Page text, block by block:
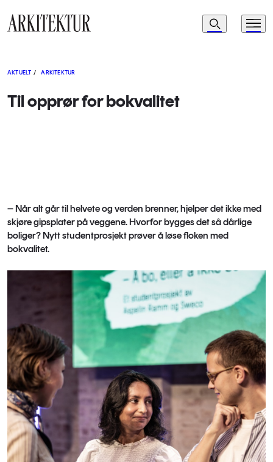
Navigasjon
Søk Meny
AKTUELT / ARKITEKTUR
Til opprør for bokvalitet
– Når alt går til helvete og verden brenner, hjelper det ikke med
skjøre gipsplater på veggene. Hvorfor bygges det så dårlige
boliger? Nytt studentprosjekt prøver å løse floken med
bokvalitet.